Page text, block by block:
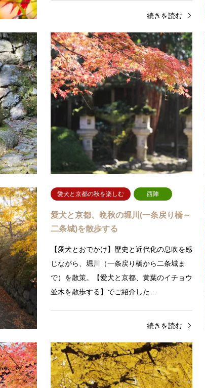
続きを読む
京の寺社散歩 高雄
愛犬と京都、秋景色に染まる名刹「高
山寺」を散歩する
【愛犬とおでかけ】リードでOK！悠久の歴
史に思いを馳せ、鮮やかな紅葉につつまれた
「世界文化遺産」を歩く【高山寺】例年の紅
葉の見頃： 11月上旬～11月下旬…
続きを読む
愛犬と京都の秋を楽しむ 西陣
愛犬と京都、晩秋の堀川(一条戻り橋～
二条城)を散歩する
【愛犬とおでかけ】歴史と近代化の息吹を感
じながら、堀川（一条戻り橋から二条城ま
で）を散策。【愛犬と京都、黄葉のイチョウ
並木を散歩する】でご紹介した…
続きを読む
京の寺社散歩 岡崎・南禅寺
愛犬と京都、紅葉の南禅寺を散歩する